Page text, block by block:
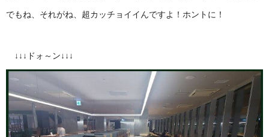
でもね、それがね、超カッチョイイんですよ！ホントに！
↓↓↓ドォ～ン↓↓↓